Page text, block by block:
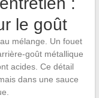
le goût
mélange. Un fouet
goût métallique
acides. Ce détail
dans une sauce